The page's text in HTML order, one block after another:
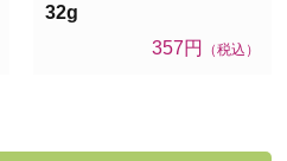
32g
357円
（税込）